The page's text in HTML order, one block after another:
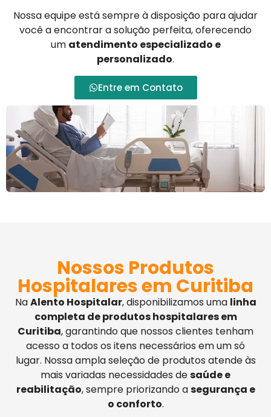
Nossa equipe está sempre à disposição para ajudar
você a encontrar a solução perfeita, oferecendo
um atendimento especializado e
personalizado.
Entre em Contato
Nossos Produtos
Hospitalares em Curitiba
NaAlento Hospitalar, disponibilizamos uma linha
completa de produtos hospitalares em
Curitiba, garantindo que nossos clientes tenham
acesso a todos os itens necessários em um só
lugar. Nossa ampla seleção de produtos atende às
mais variadas necessidades desaúde e
reabilitação, sempre priorizando asegurança e
o conforto.